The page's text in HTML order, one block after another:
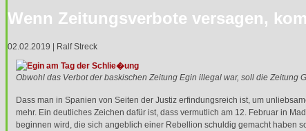
Wenn Zeitungsverbote versagen,
02.02.2019 | Ralf Streck
Obwohl das Verbot der baskischen Zeitung Egin illegal war, soll die Zeitung
Dass man in Spanien von Seiten der Justiz erfindungsreich ist, um
mehr. Ein deutliches Zeichen dafür ist, dass vermutlich am 12. Februar in
beginnen wird, die sich angeblich einer Rebellion schuldig gemacht haben